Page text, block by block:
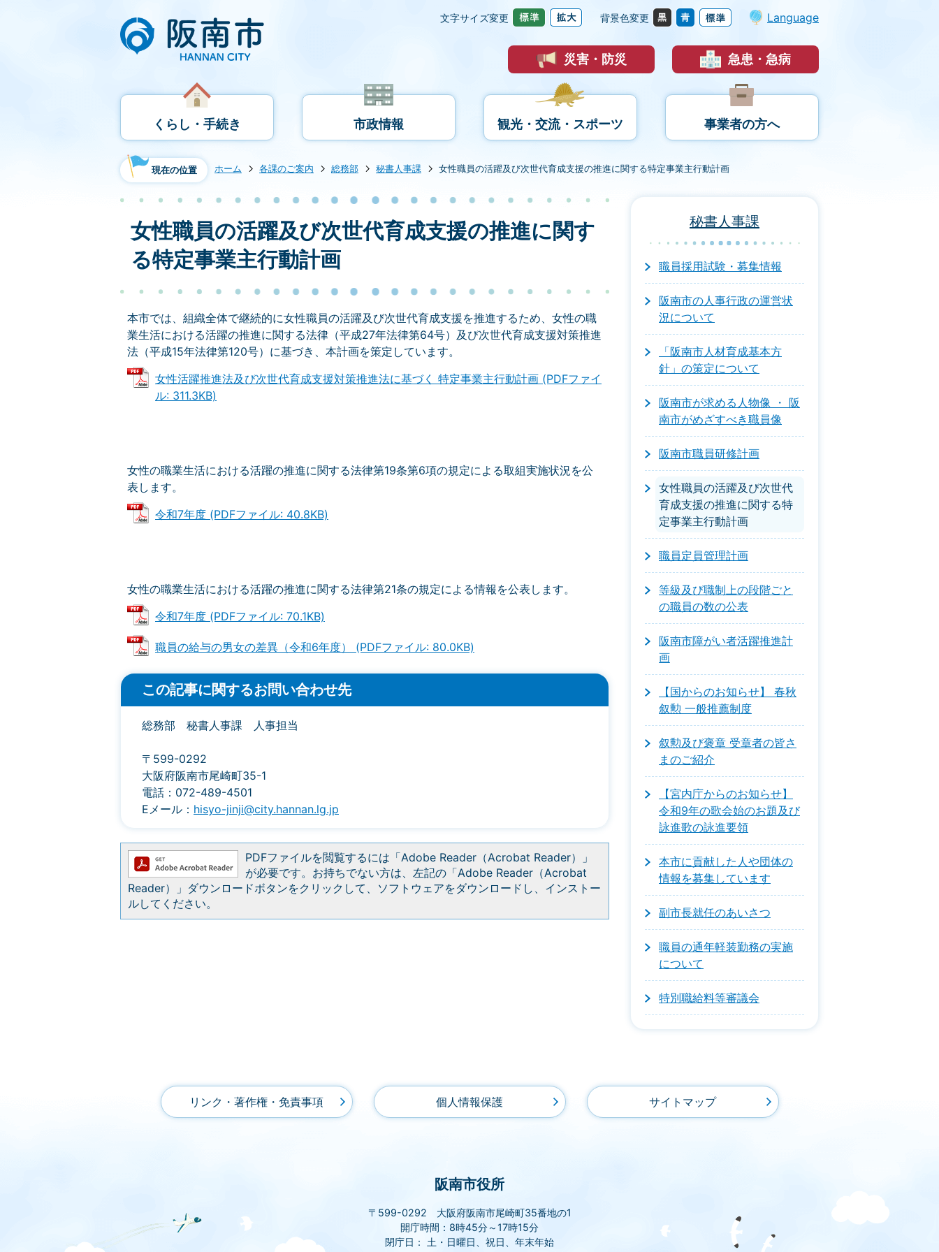
文字サイズ変更 背景色変更 Language
災害・防災 急患・急病
くらし・手続き 市政情報 観光・交流・スポーツ 事業者の方へ
現在の位置 ホーム 各課のご案内 総務部 秘書人事課 女性職員の活躍及び次世代育成支援の推進に関する特定事業主行動計画
女性職員の活躍及び次世代育成支援の推進に関す
る特定事業主行動計画
本市では、組織全体で継続的に女性職員の活躍及び次世代育成支援を推進するため、女性の職
業生活における活躍の推進に関する法律（平成27年法律第64号）及び次世代育成支援対策推進
法（平成15年法律第120号）に基づき、本計画を策定しています。
女性活躍推進法及び次世代育成支援対策推進法に基づく 特定事業主行動計画 (PDFファイ
ル: 311.3KB)
女性の職業生活における活躍の推進に関する法律第19条第6項の規定による取組実施状況を公
表します。
令和7年度 (PDFファイル: 40.8KB)
女性の職業生活における活躍の推進に関する法律第21条の規定による情報を公表します。
令和7年度 (PDFファイル: 70.1KB)
職員の給与の男女の差異（令和6年度） (PDFファイル: 80.0KB)
この記事に関するお問い合わせ先
総務部 秘書人事課 人事担当
〒599-0292
大阪府阪南市尾崎町35-1
電話：072-489-4501
Eメール： hisyo-jinji@city.hannan.lg.jp
PDFファイルを閲覧するには「Adobe Reader（Acrobat Reader）」
が必要です。お持ちでない方は、左記の「Adobe Reader（Acrobat
Reader）」ダウンロードボタンをクリックして、ソフトウェアをダウンロードし、インストー
ルしてください。
秘書人事課
職員採用試験・募集情報
阪南市の人事行政の運営状
況について
「阪南市人材育成基本方
針」の策定について
阪南市が求める人物像 ・ 阪
南市がめざすべき職員像
阪南市職員研修計画
女性職員の活躍及び次世代
育成支援の推進に関する特
定事業主行動計画
職員定員管理計画
等級及び職制上の段階ごと
の職員の数の公表
阪南市障がい者活躍推進計
画
【国からのお知らせ】 春秋
叙勲 一般推薦制度
叙勲及び褒章 受章者の皆さ
まのご紹介
【宮内庁からのお知らせ】
令和9年の歌会始のお題及び
詠進歌の詠進要領
本市に貢献した人や団体の
情報を募集しています
副市長就任のあいさつ
職員の通年軽装勤務の実施
について
特別職給料等審議会
リンク・著作権・免責事項 個人情報保護 サイトマップ
阪南市役所
〒599-0292 大阪府阪南市尾崎町35番地の1
開庁時間：8時45分～17時15分
閉庁日： 土・日曜日、祝日、年末年始